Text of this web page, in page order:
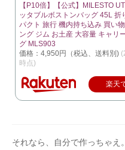
【P10倍】【公式】MILESTO
ッタブルボストンバッグ 45L 折
パクト 旅行 機内持ち込み 買い
ング ジム お土産 大容量 キャリ
グ MLS903
価格：4,950円（税込、送料別)
時点)
楽天
それなら、自分で作っちゃえ